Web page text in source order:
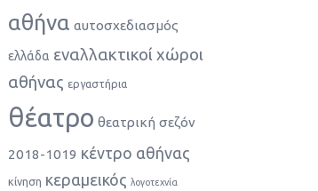
αθήνα αυτοσχεδιασμός
ελλάδα εναλλακτικοί χώροι
αθήνας εργαστήρια
θέατρο θεατρική σεζόν
2018-1019 κέντρο αθήνας
κίνηση κεραμεικός λογοτεχνία